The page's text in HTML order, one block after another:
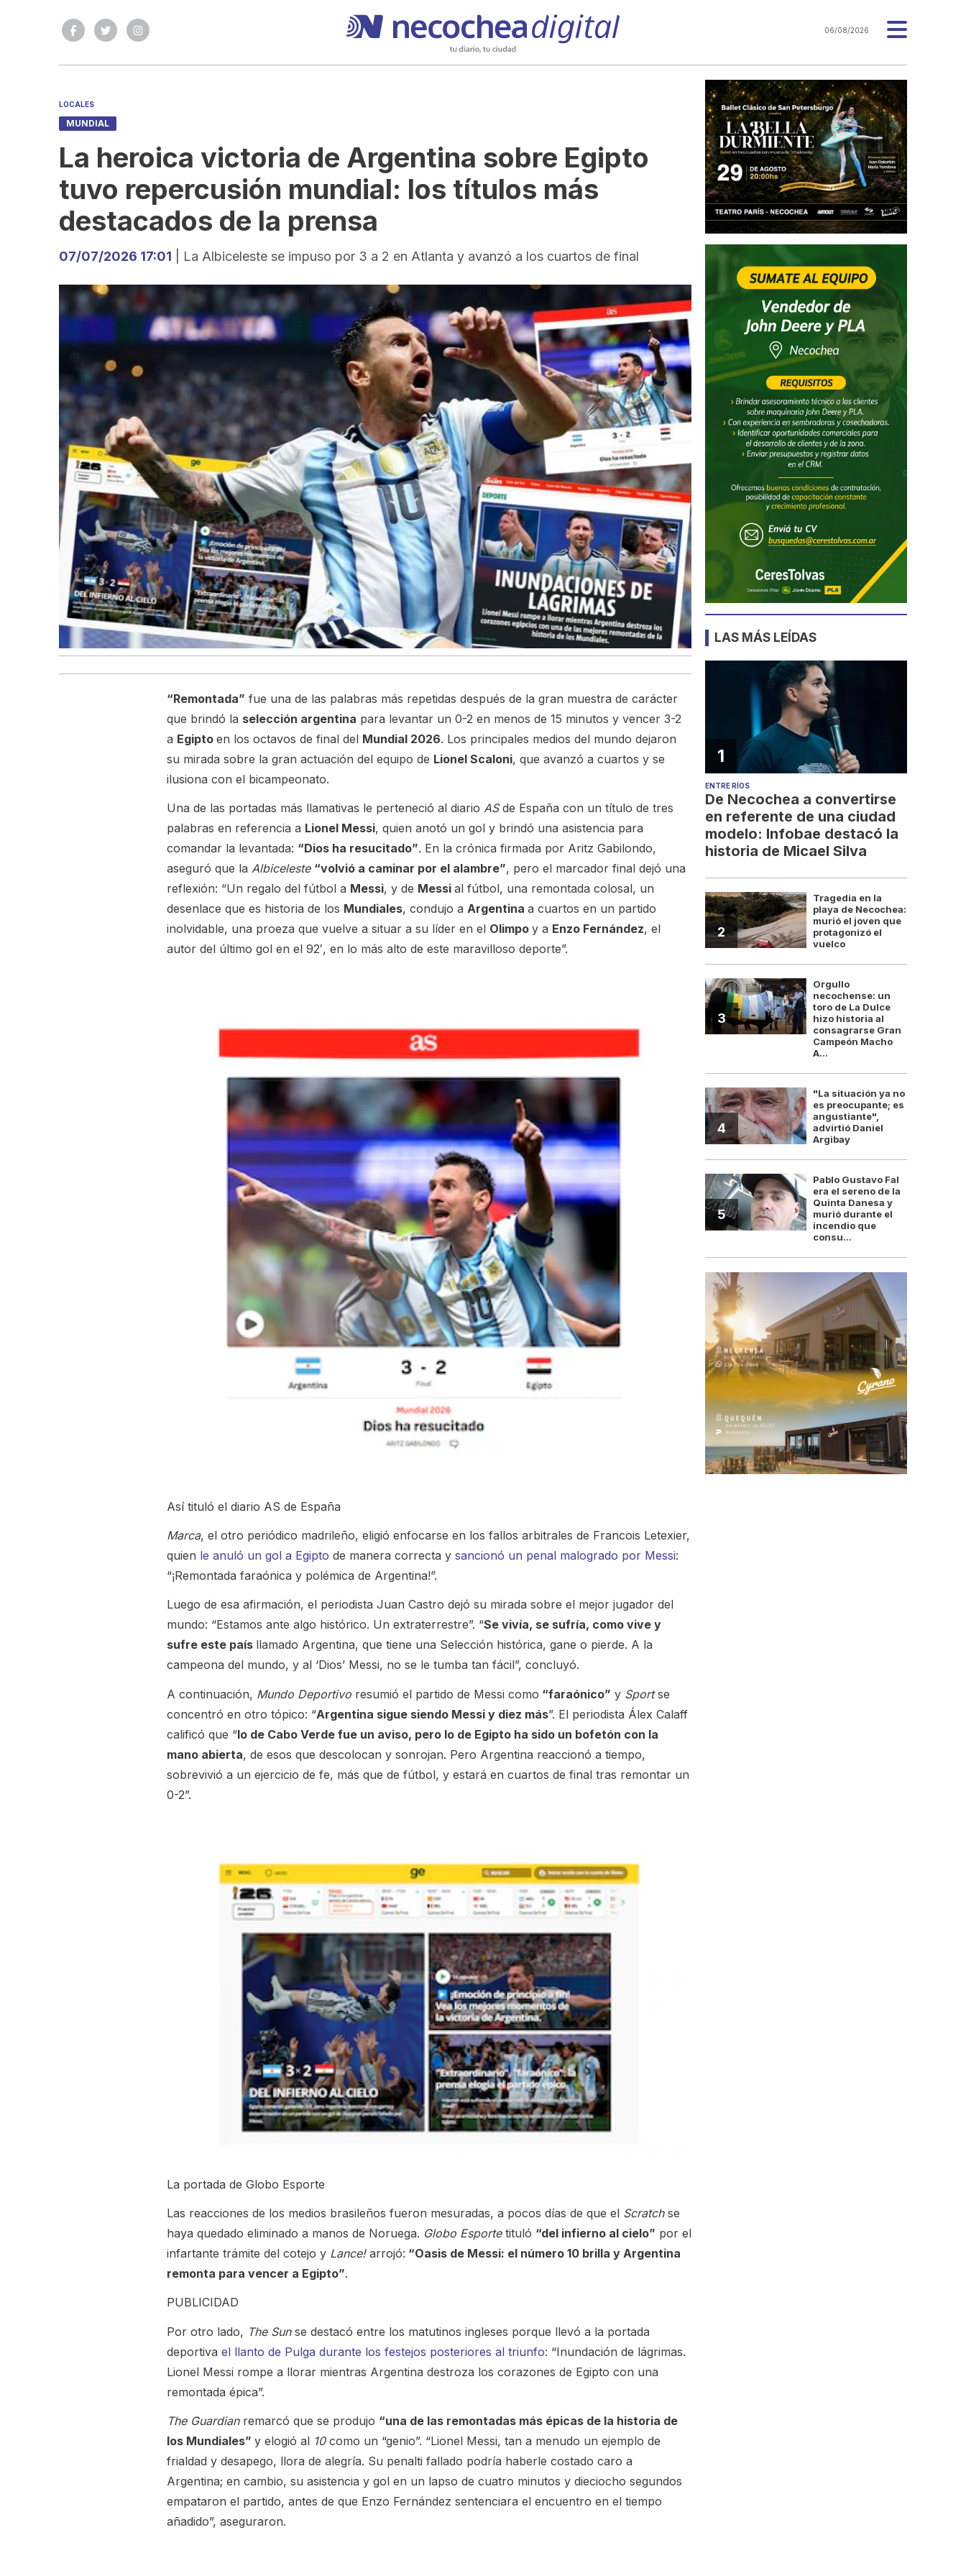
06/08/2026
LOCALES
MUNDIAL
La heroica victoria de Argentina sobre Egipto
tuvo repercusión mundial: los títulos más
destacados de la prensa
07/07/2026 17:01 | La Albiceleste se impuso por 3 a 2 en Atlanta y avanzó a los cuartos de final
“Remontada” fue una de las palabras más repetidas después de la gran muestra de carácter
que brindó la selección argentina para levantar un 0-2 en menos de 15 minutos y vencer 3-2
a Egipto en los octavos de final del Mundial 2026. Los principales medios del mundo dejaron
su mirada sobre la gran actuación del equipo de Lionel Scaloni, que avanzó a cuartos y se
ilusiona con el bicampeonato.
Una de las portadas más llamativas le perteneció al diario ASde España con un título de tres
palabras en referencia a Lionel Messi, quien anotó un gol y brindó una asistencia para
comandar la levantada: “Dios ha resucitado”. En la crónica firmada por Aritz Gabilondo,
aseguró que la Albiceleste “volvió a caminar por el alambre”, pero el marcador final dejó una
reflexión: “Un regalo del fútbol a Messi, y de Messi al fútbol, una remontada colosal, un
desenlace que es historia de los Mundiales, condujo a Argentina a cuartos en un partido
inolvidable, una proeza que vuelve a situar a su líder en el Olimpo y a Enzo Fernández, el
autor del último gol en el 92′, en lo más alto de este maravilloso deporte”.
Así tituló el diario AS de España
Marca, el otro periódico madrileño, eligió enfocarse en los fallos arbitrales de Francois Letexier,
quien le anuló un gol a Egipto de manera correcta y sancionó un penal malogrado por Messi:
“¡Remontada faraónica y polémica de Argentina!”.
Luego de esa afirmación, el periodista Juan Castro dejó su mirada sobre el mejor jugador del
mundo: “Estamos ante algo histórico. Un extraterrestre”. “Se vivía, se sufría, como vive y
sufre este país llamado Argentina, que tiene una Selección histórica, gane o pierde. A la
campeona del mundo, y al ‘Dios’ Messi, no se le tumba tan fácil”, concluyó.
A continuación, Mundo Deportivoresumió el partido de Messi como “faraónico” y Sportse
concentró en otro tópico: “Argentina sigue siendo Messi y diez más”. El periodista Álex Calaff
calificó que “lo de Cabo Verde fue un aviso, pero lo de Egipto ha sido un bofetón con la
mano abierta, de esos que descolocan y sonrojan. Pero Argentina reaccionó a tiempo,
sobrevivió a un ejercicio de fe, más que de fútbol, y estará en cuartos de final tras remontar un
0-2”.
La portada de Globo Esporte
Las reacciones de los medios brasileños fueron mesuradas, a pocos días de que el Scratchse
haya quedado eliminado a manos de Noruega. Globo Esportetituló “del infierno al cielo” por el
infartante trámite del cotejo y Lance!arrojó: “Oasis de Messi: el número 10 brilla y Argentina
remonta para vencer a Egipto”.
PUBLICIDAD
Por otro lado, The Sunse destacó entre los matutinos ingleses porque llevó a la portada
deportiva el llanto de Pulga durante los festejos posteriores al triunfo: “Inundación de lágrimas.
Lionel Messi rompe a llorar mientras Argentina destroza los corazones de Egipto con una
remontada épica”.
The Guardianremarcó que se produjo “una de las remontadas más épicas de la historia de
los Mundiales” y elogió al 10como un “genio”. “Lionel Messi, tan a menudo un ejemplo de
frialdad y desapego, llora de alegría. Su penalti fallado podría haberle costado caro a
Argentina; en cambio, su asistencia y gol en un lapso de cuatro minutos y dieciocho segundos
empataron el partido, antes de que Enzo Fernández sentenciara el encuentro en el tiempo
añadido”, aseguraron.
LAS MÁS LEÍDAS
1
ENTRE RÍOS
De Necochea a convertirse
en referente de una ciudad
modelo: Infobae destacó la
historia de Micael Silva
2
Tragedia en la
playa de Necochea:
murió el joven que
protagonizó el
vuelco
3
Orgullo
necochense: un
toro de La Dulce
hizo historia al
consagrarse Gran
Campeón Macho
A...
4
"La situación ya no
es preocupante; es
angustiante",
advirtió Daniel
Argibay
5
Pablo Gustavo Fal
era el sereno de la
Quinta Danesa y
murió durante el
incendio que
consu...